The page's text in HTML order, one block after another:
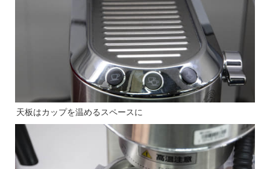
天板はカップを温めるスペースに